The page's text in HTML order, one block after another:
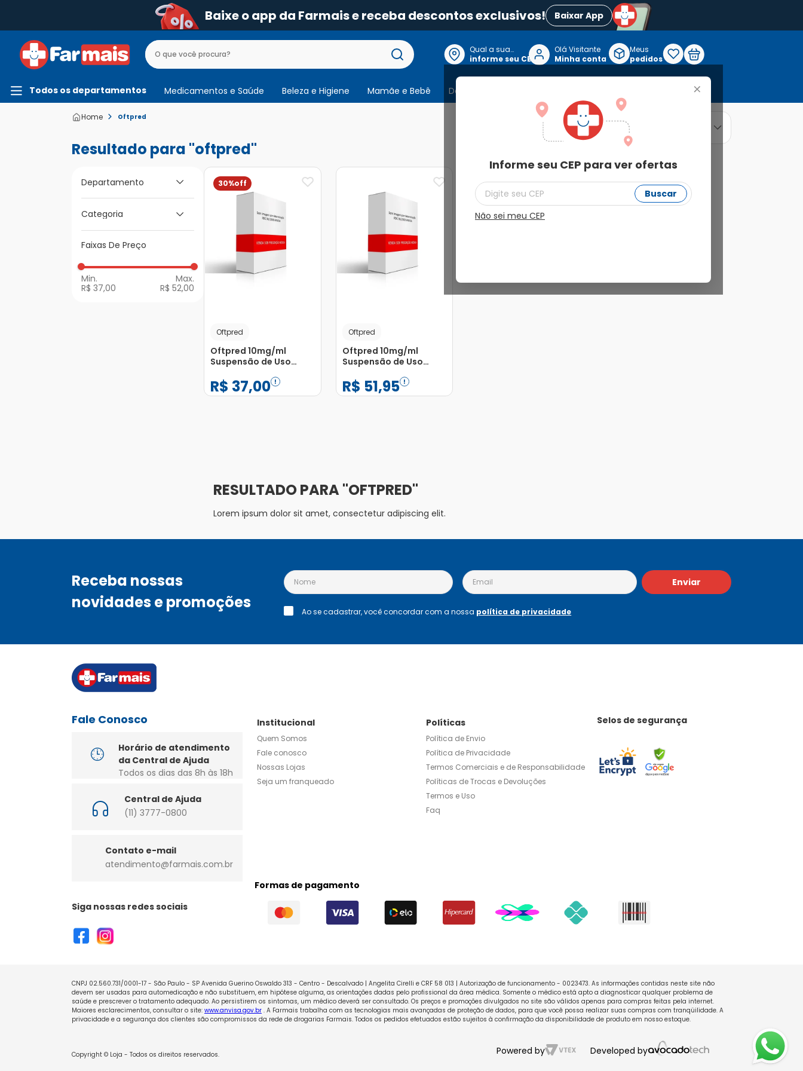
Baixe o app da Farmais e receba descontos exclusivos! Baixar App
Qual a sua
localização?
informe seu CEP
+
Informe seu CEP para ver ofertas
Buscar
Não sei meu CEP
Olá Visitante
Minha conta
Meus
pedidos
Todos os departamentos Medicamentos e Saúde Beleza e Higiene Mamãe e Bebê Dermocosmeticos
Oftpred
oftpred
Departamento
Medicamentos e
Saúde
Categoria
Para os Olhos
Faixas De Preço
R$ 37,00 R$ 52,00
ordenar por
30%
Oftpred
Oftpred 10mg/ml
Suspensão de Uso
Gotejador 5ml
R$ 37,00
Oftpred
Oftpred 10mg/ml
Suspensão de Uso
Gotejador 5ml
R$ 51,95
OFTPRED
Lorem ipsum dolor sit amet, consectetur adipiscing elit.
Receba nossas
novidades e promoções
Enviar
Ao se cadastrar, você concordar com a nossa política de privacidade
Fale Conosco
Horário de atendimento
da Central de Ajuda
Todos os dias das 8h às 18h
Central de Ajuda
(11) 3777-0800
Contato e-mail
atendimento@farmais.com.br
Siga nossas redes sociais
Institucional
Quem Somos
Fale conosco
Nossas Lojas
Seja um franqueado
Políticas
Política de Envio
Política de Privacidade
Termos Comerciais e de Responsabilidade
Políticas de Trocas e Devoluções
Termos e Uso
Faq
Selos de segurança
Formas de pagamento
CNPJ 02.560.731/0001-17 - São Paulo - SP Avenida Guerino Oswaldo 313 - Centro - Descalvado | Angelita Cirelli e CRF 58 013 | Autorização de funcionamento - 0023473. As informações contidas neste site não
devem ser usadas para automedicação e não substituem, em hipótese alguma, as orientações dadas pelo profissional da área médica. Somente o médico está apto a diagnosticar qualquer problema de
saúde e prescrever o tratamento adequado. Ao persistirem os sintomas, um médico deverá ser consultado. Os preços e promoções divulgados no site são válidos apenas para compras feitas pela internet.
Maiores esclarecimentos, consultar o site: www.anvisa.gov.br . A Farmais trabalha com as tecnologias mais avançadas de proteção de dados, para que você possa realizar suas compras com tranqüilidade. A
privacidade e a segurança dos clientes são compromissos da rede de drogarias Farmais. Todos os pedidos efetuados estão sujeitos à confirmação da disponibilidade de produto em nosso estoque.
Copyright © Loja - Todos os direitos reservados. Powered by Developed by